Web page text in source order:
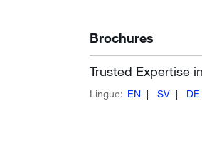
Brochures
Trusted Expertise
Lingue: EN SV DE